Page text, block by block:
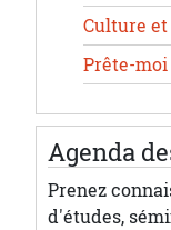
Culture
Prête-
Agenda
Prenez
d'études,